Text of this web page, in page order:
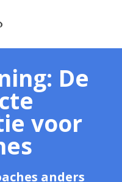
De
voor
anders